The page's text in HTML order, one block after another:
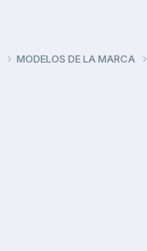
MODELOS DE LA MARCA